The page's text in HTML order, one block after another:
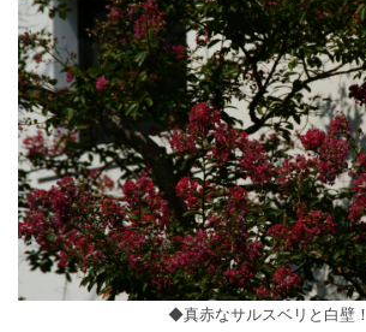
◆真赤なサルスベリと白壁！